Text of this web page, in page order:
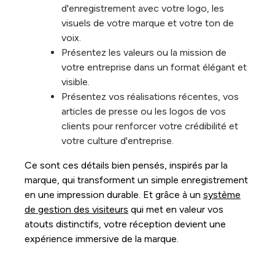
d'enregistrement avec votre logo, les
visuels de votre marque et votre ton de
voix.
Présentez les valeurs ou la mission de
votre entreprise dans un format élégant et
visible.
Présentez vos réalisations récentes, vos
articles de presse ou les logos de vos
clients pour renforcer votre crédibilité et
votre culture d'entreprise.
Ce sont ces détails bien pensés, inspirés par la
marque, qui transforment un simple enregistrement
en une impression durable. Et grâce à un système
de gestion des visiteurs qui met en valeur vos
atouts distinctifs, votre réception devient une
expérience immersive de la marque.